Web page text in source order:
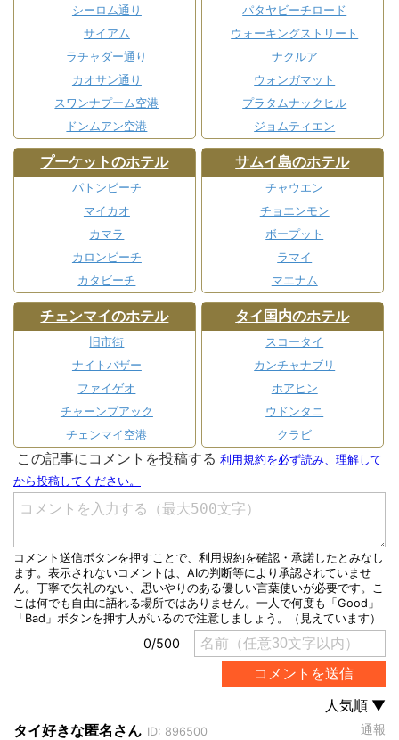
シーロム通り
サイアム
ラチャダー通り
カオサン通り
スワンナプーム空港
ドンムアン空港
パタヤビーチロード
ウォーキングストリート
ナクルア
ウォンガマット
プラタムナックヒル
ジョムティエン
プーケットのホテル
パトンビーチ
マイカオ
カマラ
カロンビーチ
カタビーチ
サムイ島のホテル
チャウエン
チョエンモン
ボープット
ラマイ
マエナム
チェンマイのホテル
旧市街
ナイトバザー
ファイゲオ
チャーンプアック
チェンマイ空港
タイ国内のホテル
スコータイ
カンチャナブリ
ホアヒン
ウドンタニ
クラビ